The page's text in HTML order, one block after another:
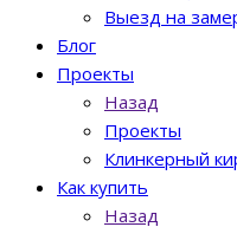
Выезд на
Блог
Проекты
Назад
Проекты
Клинкерный
Как купить
Назад